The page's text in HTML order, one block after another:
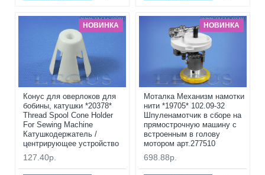
НОВИНКА
Конус для оверлоков для
бобины, катушки *20378*
Thread Spool Cone Holder
For Sewing Machine
Катушкодержатель /
центрирующее устройство
127.40р.
НОВИНКА
Моталка Механизм намотки
нити *19705* 102.09-32
Шпуленамотчик в сборе на
прямострочную машину с
встроенным в голову
мотором арт.277510
698.88р.